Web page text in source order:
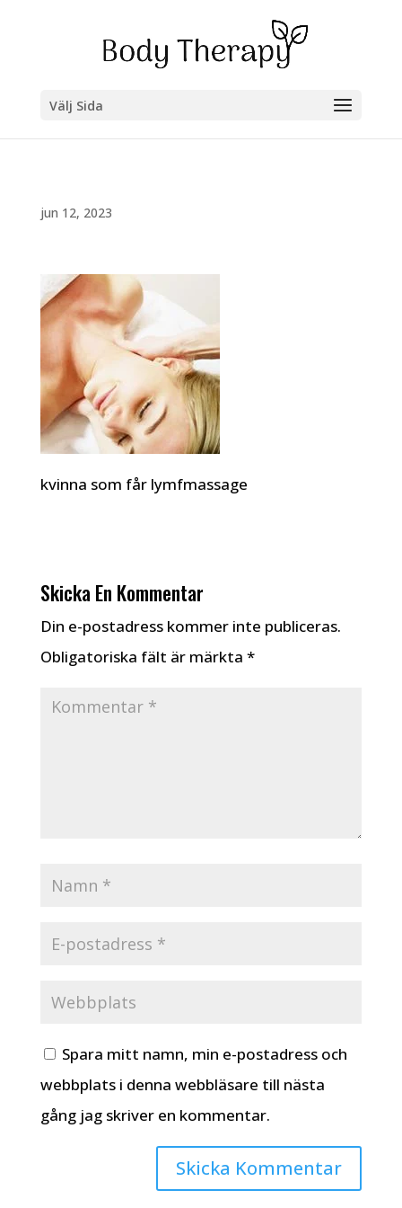
Välj Sida
jun 12, 2023
kvinna som får lymfmassage
Skicka En Kommentar
Din e-postadress kommer inte publiceras.
Obligatoriska fält är märkta *
Spara mitt namn, min e-postadress och
webbplats i denna webbläsare till nästa
gång jag skriver en kommentar.